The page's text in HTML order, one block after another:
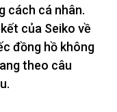
cách cá nhân.
của Seiko về
đồng hồ không
theo câu